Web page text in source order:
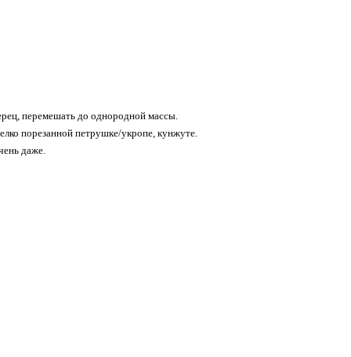
перемешать до однородной массы.
порезанной петрушке/укропе, кунжуте.
даже.